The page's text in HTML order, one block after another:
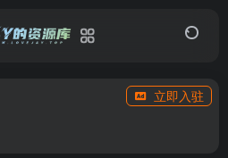
立即入驻